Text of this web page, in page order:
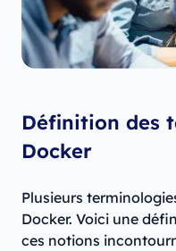
Définition des
Docker
Plusieurs
Docker. Voici une
ces notions